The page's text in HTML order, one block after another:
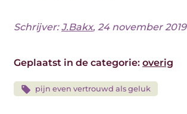
Schrijver:J.Bakx, 24 november 2019
Geplaatst in de categorie: overig
pijn even vertrouwd als geluk